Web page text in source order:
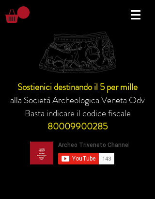
Sostienici destinando il 5 per mille
alla Società Archeologica Veneta Odv
Basta indicare il codice fiscale
80009900285